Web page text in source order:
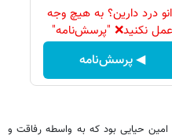
درد دارین؟ به هیچ وجه
عمل نکنید❌ "پرسش‌نامه"
◀ پرسش‌نامه
حیایی بود که به واسطه رفاقت و